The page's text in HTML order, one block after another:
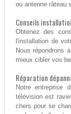
ou antenne râteau
Conseils
Obtenez des
l'installation de
Nous répondrons
mieux cibler vos
Réparation
Notre entreprise
télévision est
chers pour se